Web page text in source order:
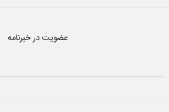
عضویت در خبرنامه